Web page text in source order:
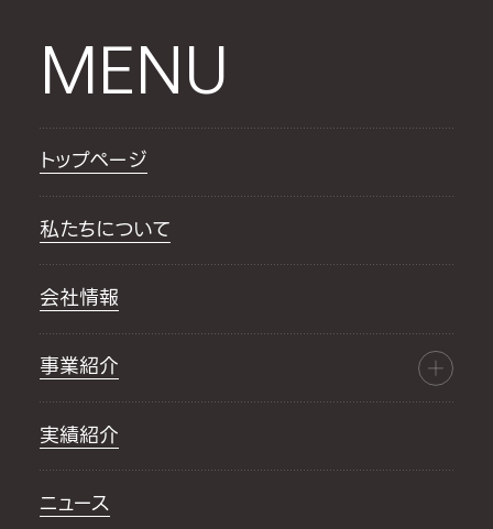
MENU
トップページ
私たちについて
会社情報
事業紹介
実績紹介
ニュース